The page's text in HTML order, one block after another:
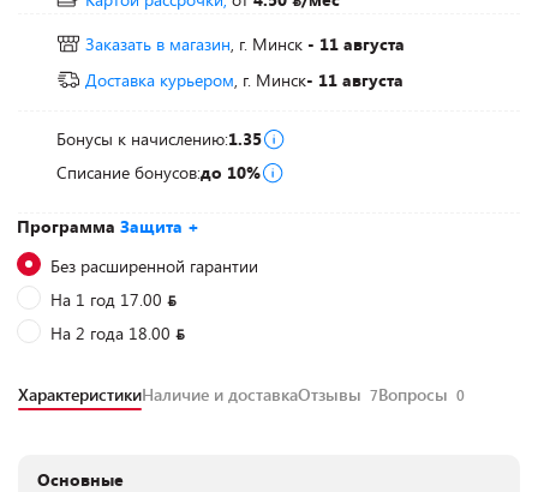
Программа Защита +
Без расширенной гарантии
На 1 год 17.00
На 2 года 18.00
Заказать в магазин, г. Минск - 11 августа
Доставка курьером, г. Минск- 11 августа
Бонусы к начислению:1.35
Списание бонусов:до 10%
ХарактеристикиНаличие и доставкаОтзывы 7Вопросы 0
Основные